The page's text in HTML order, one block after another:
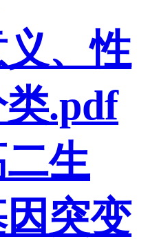
、性
.pdf
二生
突变